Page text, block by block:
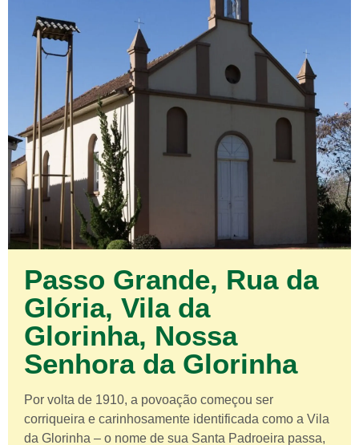
Passo Grande, Rua da
Glória, Vila da
Glorinha, Nossa
Senhora da Glorinha
Por volta de 1910, a povoação começou ser
corriqueira e carinhosamente identificada como a Vila
da Glorinha – o nome de sua Santa Padroeira passa,